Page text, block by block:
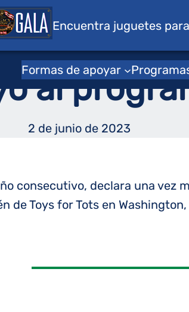
niños
Encuentra juguetes
Formas de apoyar
al
2 de junio de 2023
consecutivo, declara una vez
de Toys for Tots en Washington,